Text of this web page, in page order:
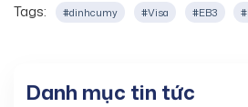
Tags: #dinhcumy #Visa #EB3
Danh mục tin tức